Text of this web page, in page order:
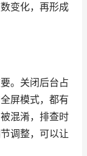
变化，再形成
。关闭后台占
屏模式，都有
混淆，排查时
调整，可以让